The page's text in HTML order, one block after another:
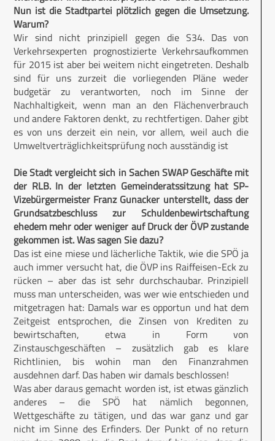
Nun ist die Stadtpartei plötzlich gegen die Umsetzung.
Warum?
Wir sind nicht prinzipiell gegen die S34. Das von
Verkehrsexperten prognostizierte Verkehrsaufkommen
für 2015 ist aber bei weitem nicht eingetreten. Deshalb
sind für uns zurzeit die vorliegenden Pläne weder
budgetär zu verantworten, noch im Sinne der
Nachhaltigkeit, wenn man an den Flächenverbrauch
und andere Faktoren denkt, zu rechtfertigen. Daher gibt
es von uns derzeit ein nein, vor allem, weil auch die
Umweltverträglichkeitsprüfung noch ausständig ist
Die Stadt vergleicht sich in Sachen SWAP Geschäfte mit
der RLB. In der letzten Gemeinderatssitzung hat SP-
Vizebürgermeister Franz Gunacker unterstellt, dass der
Grundsatzbeschluss zur Schuldenbewirtschaftung
ehedem mehr oder weniger auf Druck der ÖVP zustande
gekommen ist. Was sagen Sie dazu?
Das ist eine miese und lächerliche Taktik, wie die SPÖ ja
auch immer versucht hat, die ÖVP ins Raiffeisen-Eck zu
rücken – aber das ist sehr durchschaubar. Prinzipiell
muss man unterscheiden, was wer wie entschieden und
mitgetragen hat: Damals war es opportun und hat dem
Zeitgeist entsprochen, die Zinsen von Krediten zu
bewirtschaften, etwa in Form von
Zinstauschgeschäften – zusätzlich gab es klare
Richtlinien, bis wohin man den Finanzrahmen
ausdehnen darf. Das haben wir damals beschlossen!
Was aber daraus gemacht worden ist, ist etwas gänzlich
anderes – die SPÖ hat nämlich begonnen,
Wettgeschäfte zu tätigen, und das war ganz und gar
nicht im Sinne des Erfinders. Der Punkt of no return